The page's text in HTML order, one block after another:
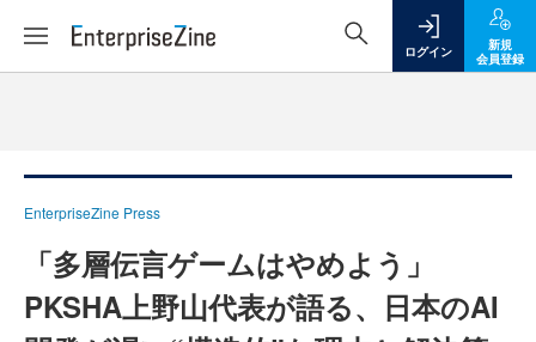
ログイン
新規
会員登録
EnterpriseZine Press
「多層伝言ゲームはやめよう」
PKSHA上野山代表が語る、日本のAI